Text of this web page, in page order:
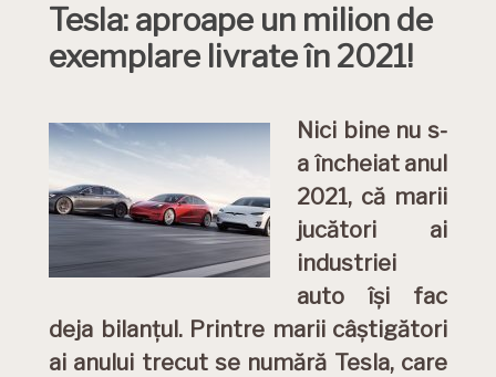
Tesla: aproape un milion de
exemplare livrate în 2021!
Nici bine nu s-
a încheiat anul
2021, că marii
jucători ai
industriei
auto își fac
deja bilanțul. Printre marii câștigători
ai anului trecut se numără Tesla, care